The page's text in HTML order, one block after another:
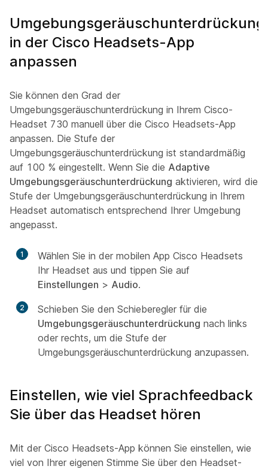
Umgebungsgeräuschunterdrückung
in der Cisco Headsets-App
anpassen
Sie können den Grad der
Umgebungsgeräuschunterdrückung in Ihrem Cisco-
Headset 730 manuell über die Cisco Headsets-App
anpassen. Die Stufe der
Umgebungsgeräuschunterdrückung ist standardmäßig
auf 100 % eingestellt. Wenn Sie die Adaptive
Umgebungsgeräuschunterdrückung aktivieren, wird die
Stufe der Umgebungsgeräuschunterdrückung in Ihrem
Headset automatisch entsprechend Ihrer Umgebung
angepasst.
1
Wählen Sie in der mobilen App Cisco Headsets
Ihr Headset aus und tippen Sie auf
Einstellungen > Audio.
2
Schieben Sie den Schieberegler für die
Umgebungsgeräuschunterdrückung nach links
oder rechts, um die Stufe der
Umgebungsgeräuschunterdrückung anzupassen.
Einstellen, wie viel Sprachfeedback
Sie über das Headset hören
Mit der Cisco Headsets-App können Sie einstellen, wie
viel von Ihrer eigenen Stimme Sie über den Headset-